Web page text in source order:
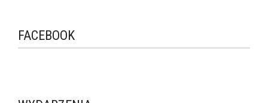
FACEBOOK